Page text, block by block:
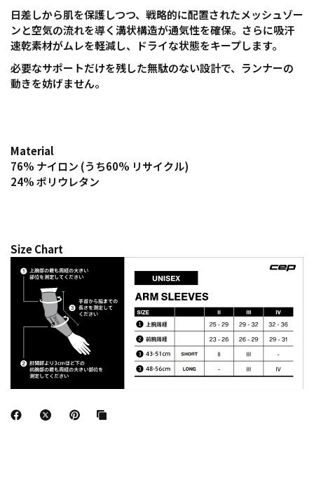
日差しから肌を保護しつつ、戦略的に配置されたメッシュゾー
ンと空気の流れを導く溝状構造が通気性を確保。さらに吸汗
速乾素材がムレを軽減し、ドライな状態をキープします。
必要なサポートだけを残した無駄のない設計で、ランナーの
動きを妨げません。
Material
76% ナイロン (うち60% リサイクル)
24% ポリウレタン
Size Chart